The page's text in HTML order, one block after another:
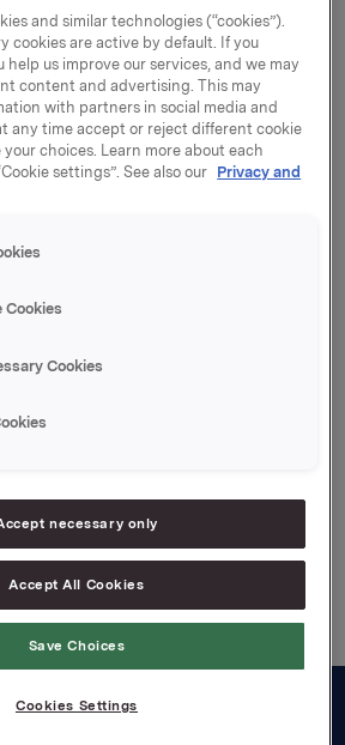
aksjer
til kurs NOK 92,27.
har vært knyttet til sikring av
kontantbonusordning
et naturlig ledd i den løpende
for denne ordningen.
av egne aksjer etter kjøpet er
tillegg har Orkla en eksponering
kontantavregnet derivat på
aksjer i gjenværende del av
knyttet til
to press releases
and similar technologies (“cookies”).
cookies are active by default. If you
help us improve our services, and we may
content and advertising. This may
with partners in social media and
any time accept or reject different cookie
choices. Learn more about each
settings”. See also our Privacy and
Cookies
Cookies
necessary only
Accept All Cookies
Save Choices
Cookies Settings